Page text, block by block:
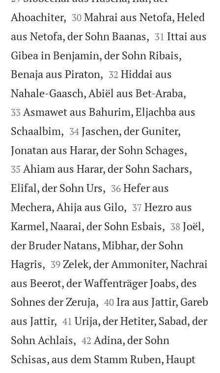
Ahoachiter, 

30 Mahrai aus Netofa, Heled
aus Netofa, der Sohn Baanas, 

31 Ittai aus
Gibea in Benjamin, der Sohn Ribais,
Benaja aus Piraton, 

32 Hiddai aus
Nahale-Gaasch, Abiël aus Bet-Araba,
33 Asmawet aus Bahurim, Eljachba aus
Schaalbim, 

34 Jaschen, der Guniter,
Jonatan aus Harar, der Sohn Schages,
35 Ahiam aus Harar, der Sohn Sachars,
Elifal, der Sohn Urs, 

36 Hefer aus
Mechera, Ahija aus Gilo, 

37 Hezro aus
Karmel, Naarai, der Sohn Esbais, 

38 Joël,
der Bruder Natans, Mibhar, der Sohn
Hagris, 

39 Zelek, der Ammoniter, Nachrai
aus Beerot, der Waffenträger Joabs, des
Sohnes der Zeruja, 

40 Ira aus Jattir, Gareb
aus Jattir, 

41 Urija, der Hetiter, Sabad, der
Sohn Achlais, 

42 Adina, der Sohn
Schisas, aus dem Stamm Ruben, Haupt